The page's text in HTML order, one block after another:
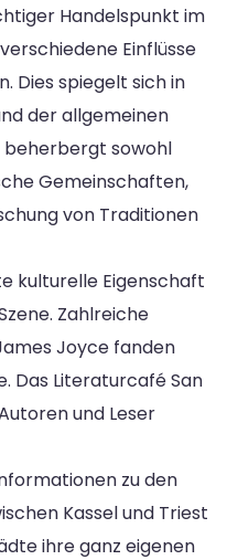
Handelspunkt im
Einflüsse
Dies spiegelt sich in
der allgemeinen
beherbergt sowohl
Gemeinschaften,
von Traditionen
kulturelle Eigenschaft
Zahlreiche
Joyce fanden
Das Literaturcafé San
und Leser
zu den
Kassel und Triest
ihre ganz eigenen